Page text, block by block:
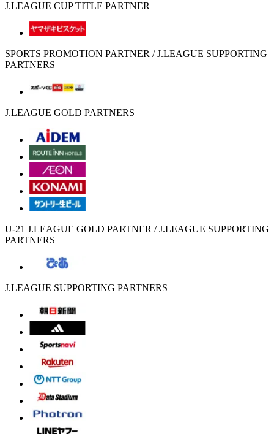
J.LEAGUE CUP TITLE PARTNER
SPORTS PROMOTION PARTNER / J.LEAGUE SUPPORTING
PARTNERS
J.LEAGUE GOLD PARTNERS
U-21 J.LEAGUE GOLD PARTNER / J.LEAGUE SUPPORTING
PARTNERS
J.LEAGUE SUPPORTING PARTNERS